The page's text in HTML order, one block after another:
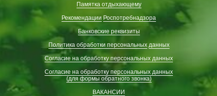
Памятка отдыхающему
Рекомендации Роспотребнадзора
Банковские реквизиты
Политика обработки персональных данных
Согласие на обработку персональных данных
Согласие на обработку персональных данных
(для формы обратного звонка)
ВАКАНСИИ